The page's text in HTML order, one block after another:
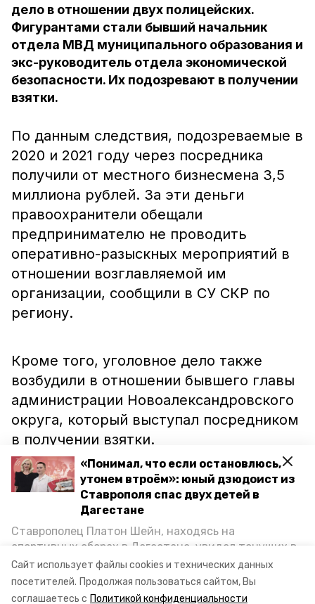
Сайт использует файлы cookies и технических данных
посетителей. Продолжая пользоваться сайтом, Вы
соглашаетесь с Политикой конфиденциальности
«Понимал, что если остановлюсь,
утонем втроём»: юный дзюдоист из
Ставрополя спас двух детей в
Дагестане
Ставрополец Платон Шейн, находясь на
спортивных сборах в Дегестане, увидел тонущих в
Каспийском море детей и бросился на помощь. По
возвращении домой, отважного мальчика
пригласили в министерство образования края и
дело в отношении двух полицейских.
Фигурантами стали бывший начальник
отдела МВД муниципального образования и
экс-руководитель отдела экономической
безопасности. Их подозревают в получении
взятки.
По данным следствия, подозреваемые в
2020 и 2021 году через посредника
получили от местного бизнесмена 3,5
миллиона рублей. За эти деньги
правоохранители обещали
предпринимателю не проводить
оперативно-разыскных мероприятий в
отношении возглавляемой им
организации, сообщили в СУ СКР по
региону.
Кроме того, уголовное дело также
возбудили в отношении бывшего главы
администрации Новоалександровского
округа, который выступал посредником
в получении взятки.
Как сообщили в ГУ МВД России по
Ставрополью, экс-руководителя отдела
экономической безопасности
Новоалександровского округа уже
уволили из органов. В отношении
второго подозреваемого проводится